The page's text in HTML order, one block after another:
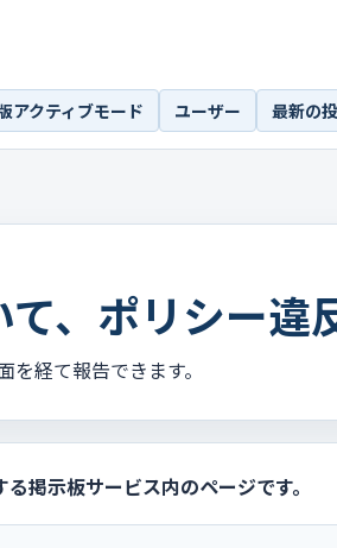
アクティブモード ユーザー 最新の
、ポリシー違
経て報告できます。
掲示板サービス内のページです。